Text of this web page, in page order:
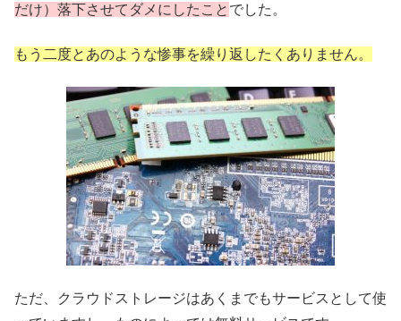
だけ）落下させてダメにしたこと でした。
もう二度とあのような惨事を繰り返したくありません。
ただ、クラウドストレージはあくまでもサービスとして使